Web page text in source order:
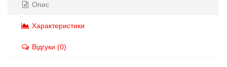
Опис
Характеристики
Відгуки (0)